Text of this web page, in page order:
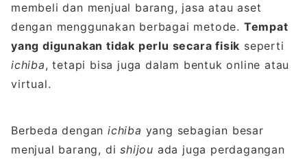
membeli dan menjual barang, jasa atau aset
dengan menggunakan berbagai metode. Tempat
yang digunakan tidak perlu secara fisik seperti
ichiba, tetapi bisa juga dalam bentuk online atau
virtual.
Berbeda dengan ichiba yang sebagian besar
menjual barang, dishijou ada juga perdagangan